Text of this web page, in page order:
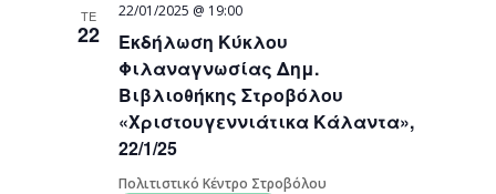
ΤΕ
22
Εκδήλωση Κύκλου
Φιλαναγνωσίας Δημ.
Βιβλιοθήκης Στροβόλου
«Χριστουγεννιάτικα Κάλαντα»,
22/1/25
22/01/2025 @ 19:00
Πολιτιστικό Κέντρο Στροβόλου